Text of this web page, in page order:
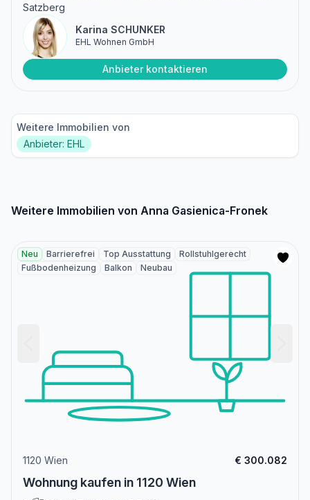
Satzberg
Karina SCHUNKER
EHL Wohnen GmbH
Anbieter kontaktieren
Weitere Immobilien von
Anbieter: EHL
Weitere Immobilien von Anna Gasienica-Fronek
Neu Barrierefrei Top Ausstattung
Rollstuhlgerecht
Fußbodenheizung
Balkon Neubau
1120 Wien € 300.082
Wohnung kaufen in 1120 Wien